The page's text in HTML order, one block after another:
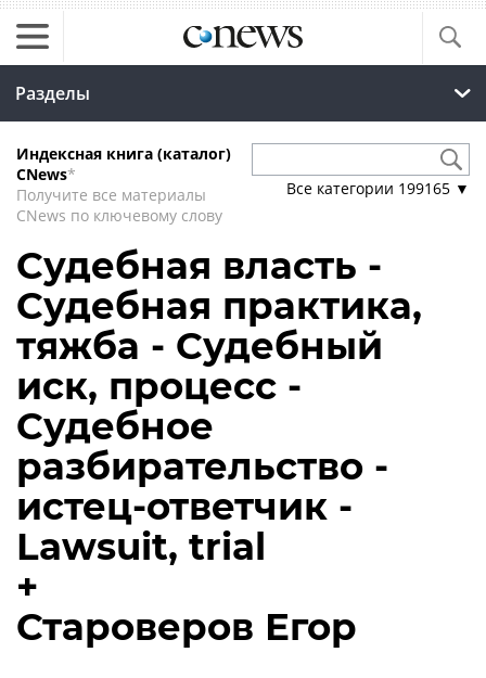
Разделы
Индексная книга (каталог)
CNews*
Получите все материалы
CNews по ключевому слову
Все категории 199165 ▼
Судебная власть -
Судебная практика,
тяжба - Судебный
иск, процесс -
Судебное
разбирательство -
истец-ответчик -
Lawsuit, trial
+
Староверов Егор